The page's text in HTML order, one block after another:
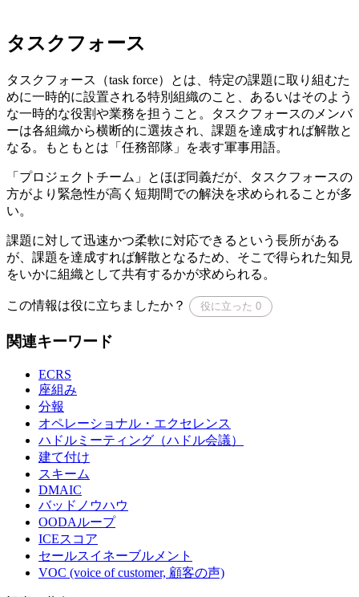
タスクフォース
タスクフォース（task force）とは、特定の課題に取り組むた
めに一時的に設置される特別組織のこと、あるいはそのよう
な一時的な役割や業務を担うこと。タスクフォースのメンバ
ーは各組織から横断的に選抜され、課題を達成すれば解散と
なる。もともとは「任務部隊」を表す軍事用語。
「プロジェクトチーム」とほぼ同義だが、タスクフォースの
方がより緊急性が高く短期間での解決を求められることが多
い。
課題に対して迅速かつ柔軟に対応できるという長所がある
が、課題を達成すれば解散となるため、そこで得られた知見
をいかに組織として共有するかが求められる。
この情報は役に立ちましたか？ 役に立った 0
関連キーワード
ECRS
座組み
分報
オペレーショナル・エクセレンス
ハドルミーティング（ハドル会議）
建て付け
スキーム
DMAIC
バッドノウハウ
OODAループ
ICEスコア
セールスイネーブルメント
VOC (voice of customer, 顧客の声)